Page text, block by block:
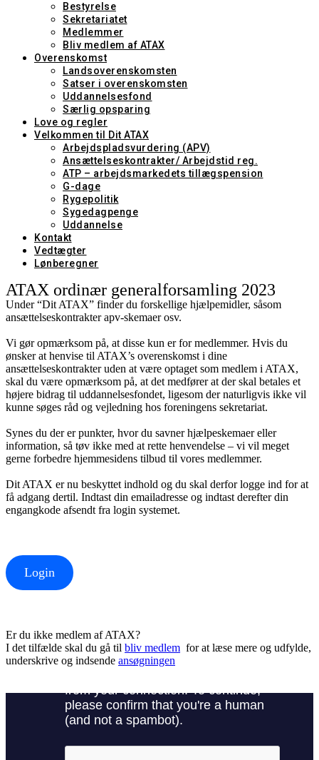
Bestyrelse
Sekretariatet
Medlemmer
Bliv medlem af ATAX
Overenskomst
Landsoverenskomsten
Satser i overenskomsten
Uddannelsesfond
Særlig opsparing
Love og regler
Velkommen til Dit ATAX
Arbejdspladsvurdering (APV)
Ansættelseskontrakter/ Arbejdstid reg.
ATP – arbejdsmarkedets tillægspension
G-dage
Rygepolitik
Sygedagpenge
Uddannelse
Kontakt
Vedtægter
Lønberegner
ATAX ordinær generalforsamling 2023
Under “Dit ATAX” finder du forskellige hjælpemidler, såsom
ansættelseskontrakter apv-skemaer osv.
Vi gør opmærksom på, at disse kun er for medlemmer. Hvis du
ønsker at henvise til ATAX’s overenskomst i dine
ansættelseskontrakter uden at være optaget som medlem i ATAX,
skal du være opmærksom på, at det medfører at der skal betales et
højere bidrag til uddannelsesfondet, ligesom der naturligvis ikke vil
kunne søges råd og vejledning hos foreningens sekretariat.
Synes du der er punkter, hvor du savner hjælpeskemaer eller
information, så tøv ikke med at rette henvendelse – vi vil meget
gerne forbedre hjemmesidens tilbud til vores medlemmer.
Dit ATAX er nu beskyttet indhold og du skal derfor logge ind for at
få adgang dertil. Indtast din emailadresse og indtast derefter din
engangkode afsendt fra login systemet.
Login
Er du ikke medlem af ATAX?
I det tilfælde skal du gå til bliv medlem for at læse mere og udfylde,
underskrive og indsende ansøgningen